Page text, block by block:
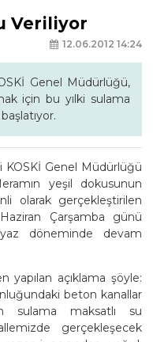
Veriliyor
12.06.2012 14:24
Genel Müdürlüğü,
için bu yılki sulama
KOSKİ Genel Müdürlüğü
yeşil dokusunun
olarak gerçekleştirilen
Çarşamba günü
döneminde devam
yapılan açıklama şöyle:
beton kanallar
sulama maksatlı su
gerçekleşecek